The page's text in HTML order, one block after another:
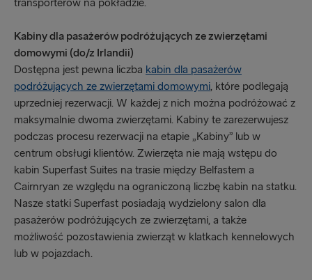
transporterów na pokładzie.
Kabiny dla pasażerów podróżujących ze zwierzętami
domowymi (do/z Irlandii)
Dostępna jest pewna liczba kabin dla pasażerów
podróżujących ze zwierzętami domowymi, które podlegają
uprzedniej rezerwacji. W każdej z nich można podróżować z
maksymalnie dwoma zwierzętami. Kabiny te zarezerwujesz
podczas procesu rezerwacji na etapie „Kabiny” lub w
centrum obsługi klientów. Zwierzęta nie mają wstępu do
kabin Superfast Suites na trasie między Belfastem a
Cairnryan ze względu na ograniczoną liczbę kabin na statku.
Nasze statki Superfast posiadają wydzielony salon dla
pasażerów podróżujących ze zwierzętami, a także
możliwość pozostawienia zwierząt w klatkach kennelowych
lub w pojazdach.